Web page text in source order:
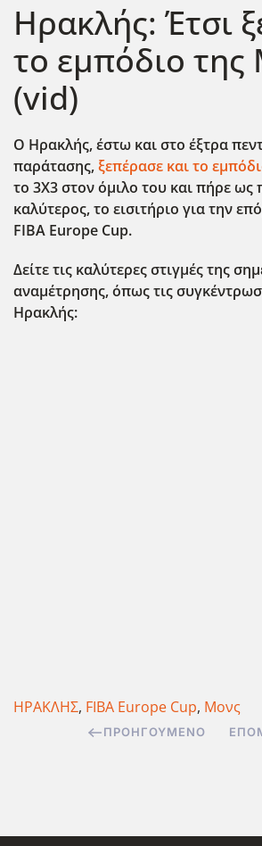
Ηρακλής: Έτσι
το εμπόδιο
(vid)
Ο Ηρακλής, έστω και στο έξτρα
παράτασης,ξεπέρασε και το
το 3Χ3 στον όμιλο του και πήρε ως
καλύτερος, το εισιτήριο για την
FIBA Europe Cup.
Δείτε τις καλύτερες στιγμές της
αναμέτρησης, όπως τις
Ηρακλής:
ΗΡΑΚΛΗΣ, FIBA Europe Cup, Μονς
ΠΡΟΗΓΟΎΜΕΝΟ